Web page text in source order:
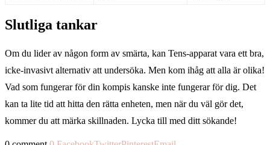
Slutliga tankar
Om du lider av någon form av smärta, kan Tens-apparat vara ett bra,
icke-invasivt alternativ att undersöka. Men kom ihåg att alla är olika!
Vad som fungerar för din kompis kanske inte fungerar för dig. Det
kan ta lite tid att hitta den rätta enheten, men när du väl gör det,
kommer du att märka skillnaden. Lycka till med ditt sökande!